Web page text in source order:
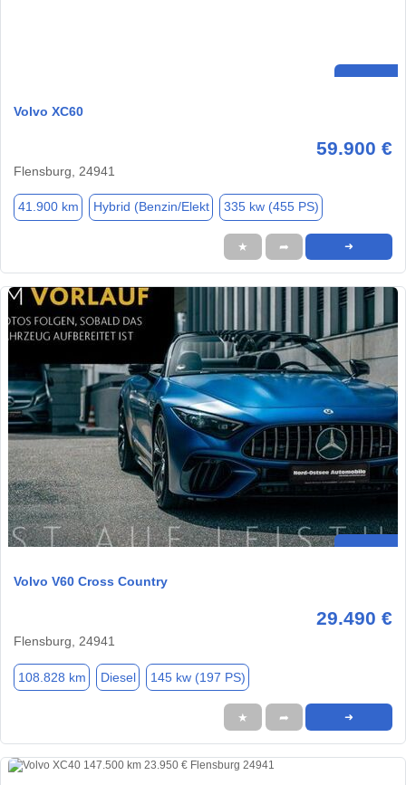
Volvo XC60
59.900 €
Flensburg, 24941
41.900 km Hybrid (Benzin/Elekt 335 kw (455 PS)
★ ➦ ➜
Volvo V60 Cross Country
29.490 €
Flensburg, 24941
108.828 km Diesel 145 kw (197 PS)
★ ➦ ➜